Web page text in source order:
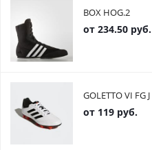
BOX HOG.2
от 234.50 руб.
GOLETTO VI FG J
от 119 руб.